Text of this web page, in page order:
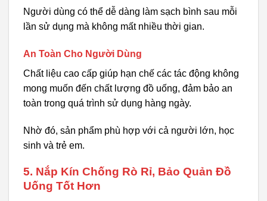
Người dùng có thể dễ dàng làm sạch bình sau mỗi
lần sử dụng mà không mất nhiều thời gian.
An Toàn Cho Người Dùng
Chất liệu cao cấp giúp hạn chế các tác động không
mong muốn đến chất lượng đồ uống, đảm bảo an
toàn trong quá trình sử dụng hàng ngày.
Nhờ đó, sản phẩm phù hợp với cả người lớn, học
sinh và trẻ em.
5. Nắp Kín Chống Rò Rỉ, Bảo Quản Đồ
Uống Tốt Hơn